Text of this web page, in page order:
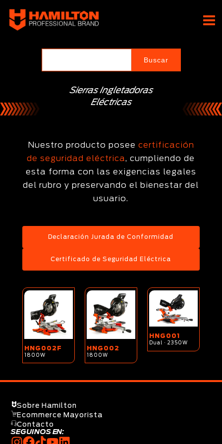
contenido
Sierras Ingletadoras
Eléctricas
Nuestro producto posee certificación
de seguridad eléctrica, cumpliendo de
esta forma con las exigencias legales
del rubro y preservando el bienestar del
usuario.
Declaración Jurada de Conformidad
Certificado de Seguridad Eléctrica
HNG002F
1800W
HNG002
1800W
HNG001
Dual · 2350W
Sobre Hamilton
Ecommerce Mayorista
Contacto
SEGUINOS EN: